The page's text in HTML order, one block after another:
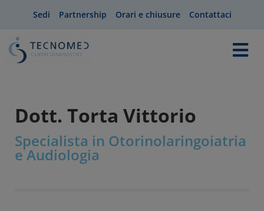
Sedi Partnership Orari e chiusure Contattaci
Dott. Torta Vittorio
Specialista in Otorinolaringoiatria
e Audiologia